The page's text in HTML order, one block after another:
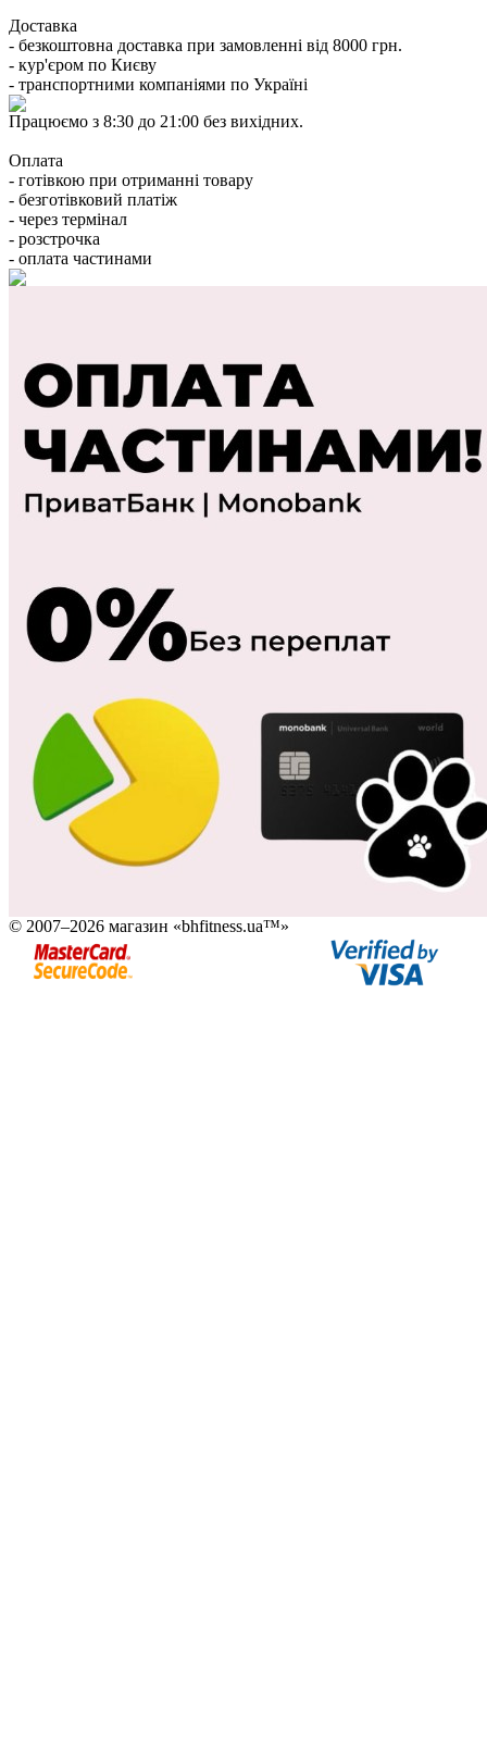
Доставка
- безкоштовна доставка при замовленні від 8000 грн.
- кур'єром по Києву
- транспортними компаніями по Україні
Працюємо з 8:30 до 21:00 без вихідних.
Оплата
- готівкою при отриманні товару
- безготівковий платіж
- через термінал
- розстрочка
- оплата частинами
© 2007–2026 магазин «bhfitness.ua™»